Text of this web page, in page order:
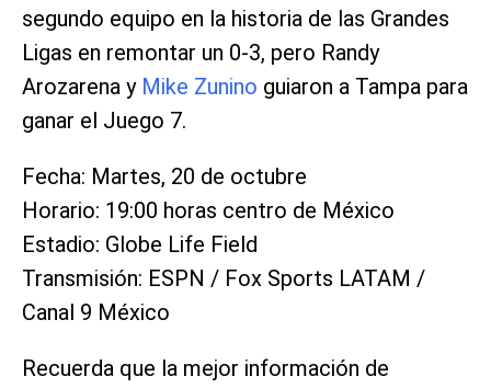
segundo equipo en la historia de las Grandes
Ligas en remontar un 0-3, pero Randy
Arozarena y Mike Zunino guiaron a Tampa para
ganar el Juego 7.
Fecha: Martes, 20 de octubre
Horario: 19:00 horas centro de México
Estadio: Globe Life Field
Transmisión: ESPN / Fox Sports LATAM /
Canal 9 México
Recuerda que la mejor información de